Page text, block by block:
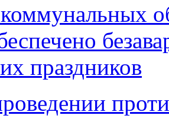
праздников